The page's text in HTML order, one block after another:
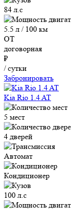
84 л.с
5.5 л / 100 км
ОТ
договорная
₽
/ сутки
Забронировать
Kia Rio 1.4 AT
5 мест
4 дверей
Автомат
Кондиционер
100 л.с